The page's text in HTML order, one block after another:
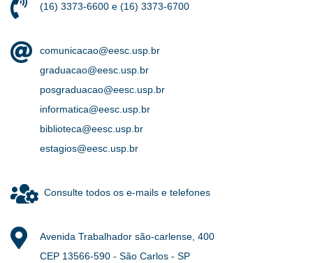
(16) 3373-6600 e (16) 3373-6700
comunicacao@eesc.usp.br
graduacao@eesc.usp.br
posgraduacao@eesc.usp.br
informatica@eesc.usp.br
biblioteca@eesc.usp.br
estagios@eesc.usp.br
Consulte todos os e-mails e telefones
Avenida Trabalhador são-carlense, 400
CEP 13566-590 - São Carlos - SP